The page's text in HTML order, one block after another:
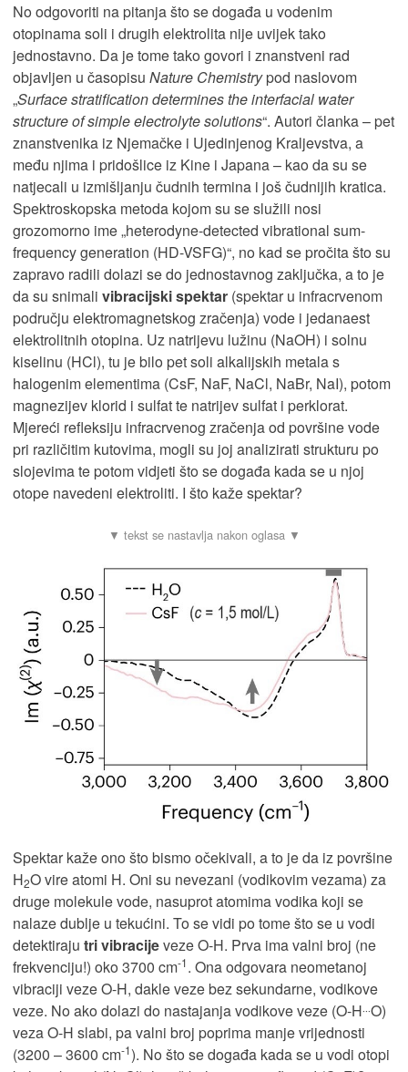
No odgovoriti na pitanja što se događa u vodenim
otopinama soli i drugih elektrolita nije uvijek tako
jednostavno. Da je tome tako govori i znanstveni rad
objavljen u časopisu Nature Chemistrypod naslovom
„Surface stratification determines the interfacial water
structure of simple electrolyte solutions“. Autori članka – pet
znanstvenika iz Njemačke i Ujedinjenog Kraljevstva, a
među njima i pridošlice iz Kine i Japana – kao da su se
natjecali u izmišljanju čudnih termina i još čudnijih kratica.
Spektroskopska metoda kojom su se služili nosi
grozomorno ime „heterodyne-detected vibrational sum-
frequency generation (HD-VSFG)“, no kad se pročita što su
zapravo radili dolazi se do jednostavnog zaključka, a to je
da su snimali vibracijski spektar (spektar u infracrvenom
području elektromagnetskog zračenja) vode i jedanaest
elektrolitnih otopina. Uz natrijevu lužinu (NaOH) i solnu
kiselinu (HCl), tu je bilo pet soli alkalijskih metala s
halogenim elementima (CsF, NaF, NaCl, NaBr, NaI), potom
magnezijev klorid i sulfat te natrijev sulfat i perklorat.
Mjereći refleksiju infracrvenog zračenja od površine vode
pri različitim kutovima, mogli su joj analizirati strukturu po
slojevima te potom vidjeti što se događa kada se u njoj
otope navedeni elektroliti. I što kaže spektar?
Spektar kaže ono što bismo očekivali, a to je da iz površine
H2O vire atomi H. Oni su nevezani (vodikovim vezama) za
druge molekule vode, nasuprot atomima vodika koji se
nalaze dublje u tekućini. To se vidi po tome što se u vodi
detektiraju tri vibracijeveze O-H. Prva ima valni broj (ne
frekvenciju!) oko 3700 cm-1. Ona odgovara neometanoj
vibraciji veze O-H, dakle veze bez sekundarne, vodikove
veze. No ako dolazi do nastajanja vodikove veze (O-H⸳⸳⸳O)
veza O-H slabi, pa valni broj poprima manje vrijednosti
(3200 – 3600 cm-1). No što se događa kada se u vodi otopi